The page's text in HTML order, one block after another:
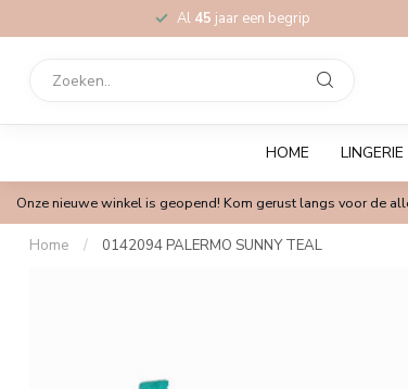
Al 45 jaar een begrip
HOME LINGERIE
Onze nieuwe winkel is geopend! Kom gerust langs voor de
Home / 0142094 PALERMO SUNNY TEAL